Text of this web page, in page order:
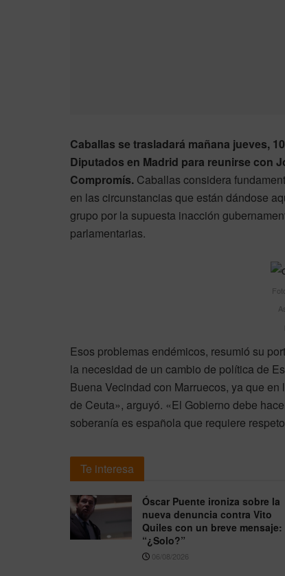
Caballas se trasladará mañana jueves,
Diputados en Madrid para reunirse con
Compromís. Caballas considera
en las circunstancias que están dándose
grupo por la supuesta inacción
parlamentarias.
Esos problemas endémicos, resumió su
la necesidad de un cambio de política de
Buena Vecindad con Marruecos, ya que
de Ceuta», arguyó. «El Gobierno debe
soberanía es española que requiere
Te interesa
Óscar Puente ironiza sobre la
nueva denuncia contra Vito
Quiles con un breve mensaje:
“¿Solo?”
06/08/2026